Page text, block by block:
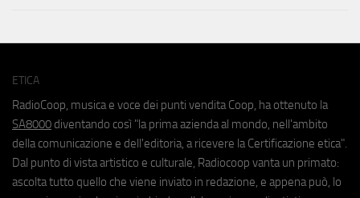
ETICA
RadioCoop, musica e voce dei punti vendita Coop, ha ottenuto la
SA8000 diventando così "la prima azienda al mondo, nell'ambito
della comunicazione e dell'editoria, a ricevere la Certificazione etica".
Dal punto di vista artistico e culturale, Radiocoop vanta un primato:
ascolta tutto quello che viene inviato in redazione, e appena può, lo